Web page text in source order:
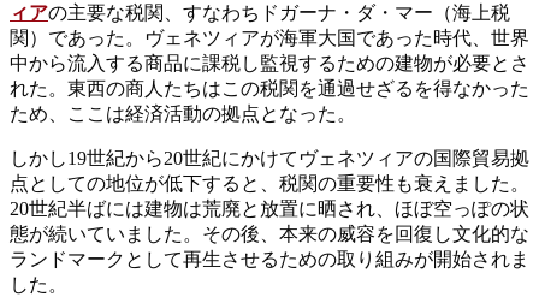
ィアの主要な税関、すなわちドガーナ・ダ・マー（海上税
関）であった。ヴェネツィアが海軍大国であった時代、世界
中から流入する商品に課税し監視するための建物が必要とさ
れた。東西の商人たちはこの税関を通過せざるを得なかった
ため、ここは経済活動の拠点となった。
しかし19世紀から20世紀にかけてヴェネツィアの国際貿易拠
点としての地位が低下すると、税関の重要性も衰えました。
20世紀半ばには建物は荒廃と放置に晒され、ほぼ空っぽの状
態が続いていました。その後、本来の威容を回復し文化的な
ランドマークとして再生させるための取り組みが開始されま
した。